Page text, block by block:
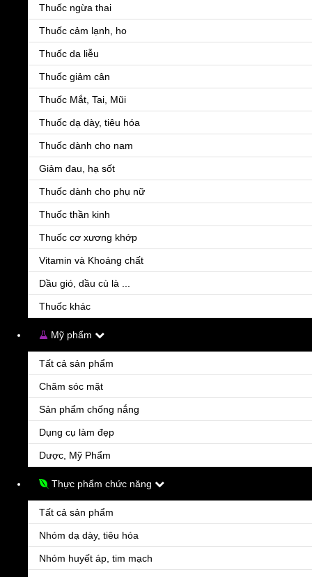
Thuốc ngừa thai
Thuốc cảm lạnh, ho
Thuốc da liễu
Thuốc giảm cân
Thuốc Mắt, Tai, Mũi
Thuốc dạ dày, tiêu hóa
Thuốc dành cho nam
Giảm đau, hạ sốt
Thuốc dành cho phụ nữ
Thuốc thần kinh
Thuốc cơ xương khớp
Vitamin và Khoáng chất
Dầu gió, dầu cù là ...
Thuốc khác
Mỹ phẩm
Tất cả sản phẩm
Chăm sóc mặt
Sản phẩm chống nắng
Dụng cụ làm đẹp
Dược, Mỹ Phẩm
Thực phẩm chức năng
Tất cả sản phẩm
Nhóm dạ dày, tiêu hóa
Nhóm huyết áp, tim mạch
Adalat LA 30
Liên hệ
Adrenalin VP hộp 50 ống
Liên hệ
Điều trị cơn hen ác tính. Cấp cứu trường hợp shock phản vệ, các trường hợp tim ngừng
Aldactone 25mg
Liên hệ
Thuốc Aldactone 25mg được dùng trong các trường hợp sau: Tăng aldosteron trong cơ